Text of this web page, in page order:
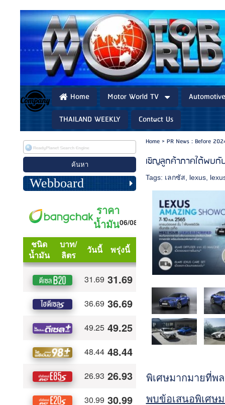
Home Motor World TV
THAILAND WEEKLY
Contact Us
Webboard
Home> PR News : Before
เชิญลูกค้าภาคใต้พบกั
Tags: เลกซัส lexus
พิเศษมากมายที่พ
พบข้อเสนอพิเศษม